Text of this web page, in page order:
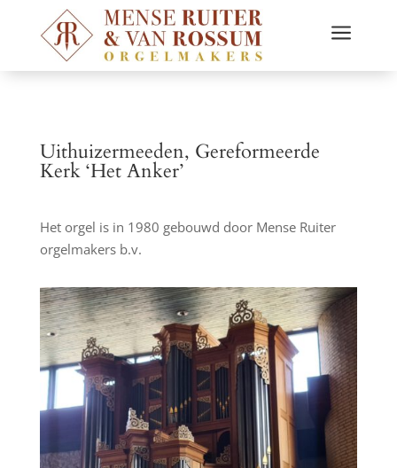
a
Uithuizermeeden, Gereformeerde
Kerk ‘Het Anker’
Het orgel is in 1980 gebouwd door Mense Ruiter
orgelmakers b.v.